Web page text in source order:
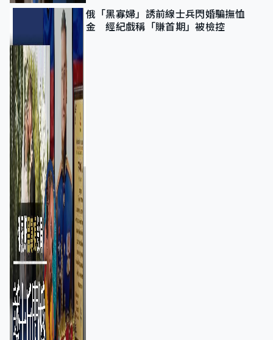
俄「黑寡婦」誘前線士兵閃婚騙撫恤
金 經紀戲稱「賺首期」被檢控